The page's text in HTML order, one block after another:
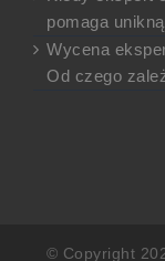
pomaga
Wycena
Od czego
© Copyright